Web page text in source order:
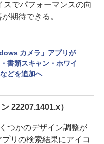
スでパフォーマンスの向
期待できる。
カメラ」アプリが
書類スキャン・ホワイ
どを追加へ
22207.1401.x）
つかのデザイン調整が
リの検索結果にアイコ